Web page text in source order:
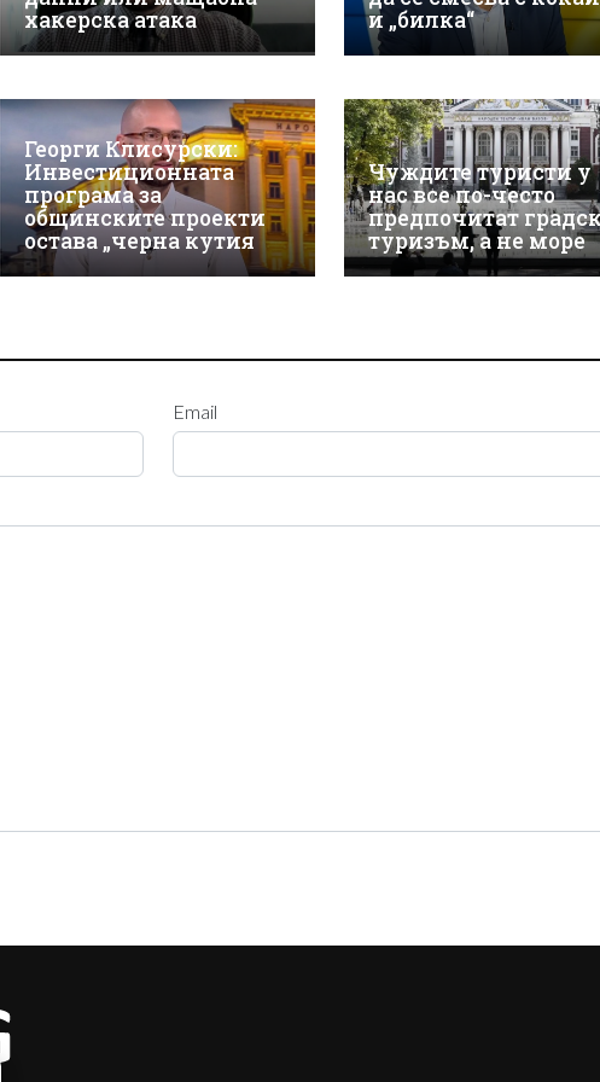
хакерска атака
и „билка“
Георги Клисурски:
Инвестиционната
програма за
общинските проекти
остава „черна кутия
Чуждите туристи у
нас все по-често
предпочитат
туризъм, а не море
Email